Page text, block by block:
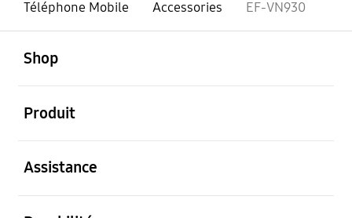
Téléphone Mobile
Accessories EF-VN930
Shop
Produit
Assistance